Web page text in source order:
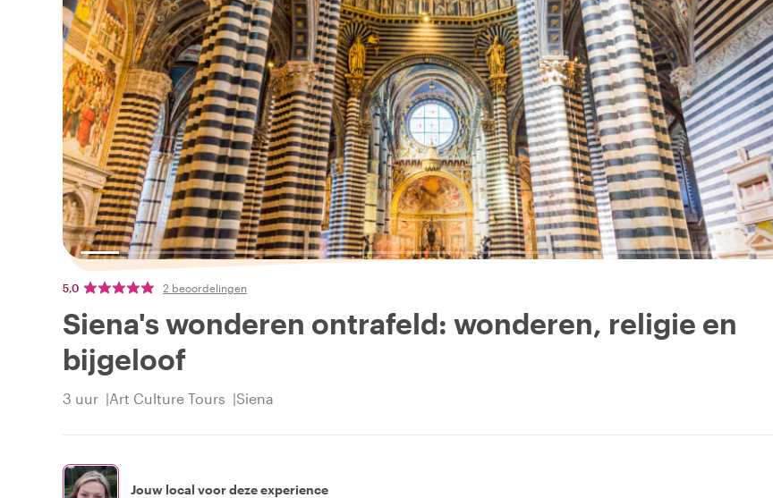
5,0 2 beoordelingen
Siena's wonderen ontrafeld: wonderen, religie en
bijgeloof
3 uur Art Culture Tours Siena
Jouw local voor deze experience